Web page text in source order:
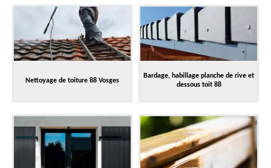
Nettoyage de toiture 88 Vosges
Bardage, habillage planche de rive et
dessous toit 88